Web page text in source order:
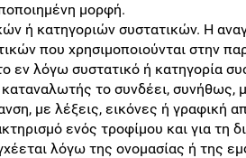
μορφή.
ή κατηγοριών συστατικών. Η
που χρησιμοποιούνται στην
εν λόγω συστατικό ή κατηγορία
το συνδέει, συνήθως,
με λέξεις, εικόνες ή γραφική
ενός τροφίμου και για τη
λόγω της ονομασίας ή της